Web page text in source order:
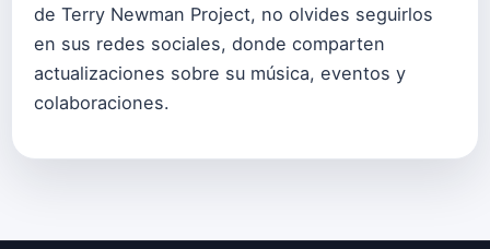
de Terry Newman Project, no olvides seguirlos
en sus redes sociales, donde comparten
actualizaciones sobre su música, eventos y
colaboraciones.